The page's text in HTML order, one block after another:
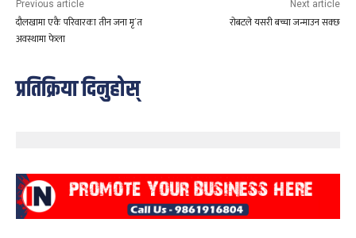
Previous article
दौलखामा एकै परिवारका तीन जना मृ´त
अवस्थामा फेला
Next article
राेबटले यसरी बच्चा जन्माउन सक्छ
प्रतिक्रिया दिनुहोस्